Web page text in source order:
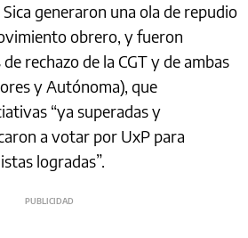
generaron una ola de repudio
obrero, y fueron
rechazo de la CGT y de ambas
y Autónoma), que
“ya superadas y
a votar por UxP para
logradas”.